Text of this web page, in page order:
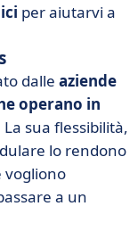
per aiutarvi a
dalle aziende
operano in
La sua flessibilità,
lo rendono
vogliono
a un